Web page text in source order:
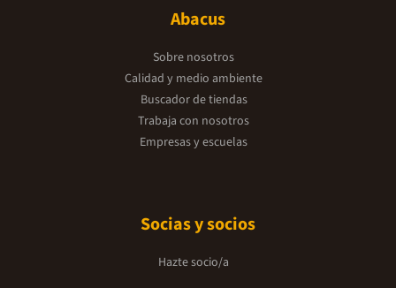
Abacus
Sobre nosotros
Calidad y medio ambiente
Buscador de tiendas
Trabaja con nosotros
Empresas y escuelas
Socias y socios
Hazte socio/a